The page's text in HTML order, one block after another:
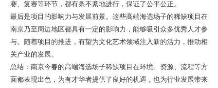
赛、复赛等环节，都有条不紊地进行，保证了公平公正。
最后是项目的影响力与发展前景。这些高端海选场子的稀缺项目在
南京乃至周边地区都具有一定的影响力，能够吸引众多优秀人才参
与。随着项目的推进，有望为文化艺术领域注入新的活力，推动相
关产业的发展。
总结：南京今春的高端海选场子稀缺项目在环境、资源、流程等方
面都表现出色，为有才华者提供了良好的机遇，也为行业发展带来